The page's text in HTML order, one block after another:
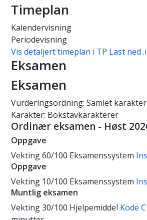
Timeplan
Kalendervisning
Periodevisning
Vis detaljert timeplan i TP Last ned
Eksamen
Eksamen
Vurderingsordning: Samlet karakter
Karakter: Bokstavkarakterer
Ordinær eksamen - Høst
Oppgave
Vekting60/100 Eksamenssystem
Oppgave
Vekting 10/100 Eksamenssystem
Muntlig eksamen
Vekting30/100 Hjelpemiddel Kode C